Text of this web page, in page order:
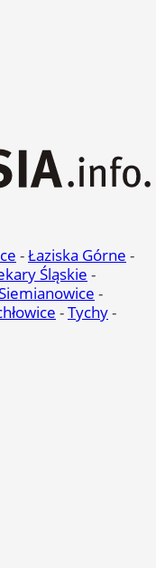
-Łaziska Górne -
Śląskie -
-
-Tychy-